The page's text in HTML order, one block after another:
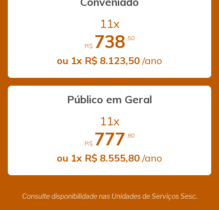
11x
R$ 738 ,50
ou 1x R$ 8.123,50 /ano
Público em Geral
11x
R$ 777 ,80
ou 1x R$ 8.555,80 /ano
Consulte disponibilidade nas Unidades de Serviços Sesc.